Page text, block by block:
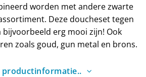
worden met andere zwarte
Deze doucheset tegen
erg mooi zijn! Ook
zoals goud, gun metal en brons.